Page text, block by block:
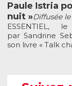
Paule Istria
nuit »Diffusée
ESSENTIEL,
par Sandrine
son livre « Talk